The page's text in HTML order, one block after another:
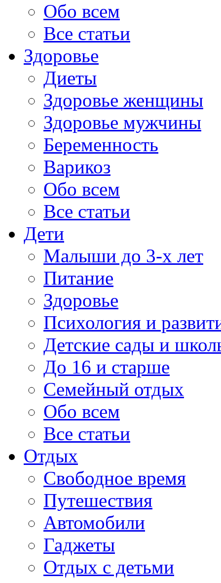
Обо всем
Все статьи
Здоровье
Диеты
Здоровье женщины
Здоровье мужчины
Беременность
Варикоз
Обо всем
Все статьи
Дети
Малыши до 3-х лет
Питание
Здоровье
Психология и
Детские сады и
До 16 и старше
Семейный отдых
Обо всем
Все статьи
Отдых
Свободное время
Путешествия
Автомобили
Гаджеты
Отдых с детьми